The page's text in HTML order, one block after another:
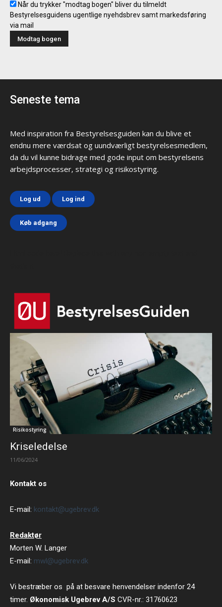
Når du trykker "modtag bogen" bliver du tilmeldt
Bestyrelsesguidens ugentlige nyehdsbrev samt markedsføring
via mail
Seneste tema
Med inspiration fra Bestyrelsesguiden kan du blive et
endnu mere værdsat og uundværligt bestyrelsesmedlem,
da du vil kunne bidrage med gode input om bestyrelsens
arbejdsprocesser, strategi og risikostyring.
Log ud Log ind
Køb adgang
Risikostyring
Kriseledelse
11/06/2024
Kontakt os
E-mail: kontakt@ugebrev.dk
Redaktør
Morten W. Langer
E-mail: mwl@ugebrev.dk
Vi bestræber os på at besvare henvendelser indenfor 24
timer. Økonomisk Ugebrev A/S CVR-nr.: 31760623